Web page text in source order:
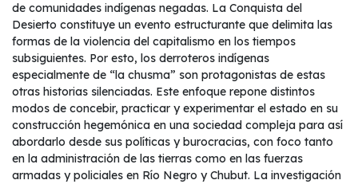
de comunidades indígenas negadas. La Conquista del
Desierto constituye un evento estructurante que delimita las
formas de la violencia del capitalismo en los tiempos
subsiguientes. Por esto, los derroteros indígenas
especialmente de “la chusma” son protagonistas de estas
otras historias silenciadas. Este enfoque repone distintos
modos de concebir, practicar y experimentar el estado en su
construcción hegemónica en una sociedad compleja para así
abordarlo desde sus políticas y burocracias, con foco tanto
en la administración de las tierras como en las fuerzas
armadas y policiales en Río Negro y Chubut. La investigación